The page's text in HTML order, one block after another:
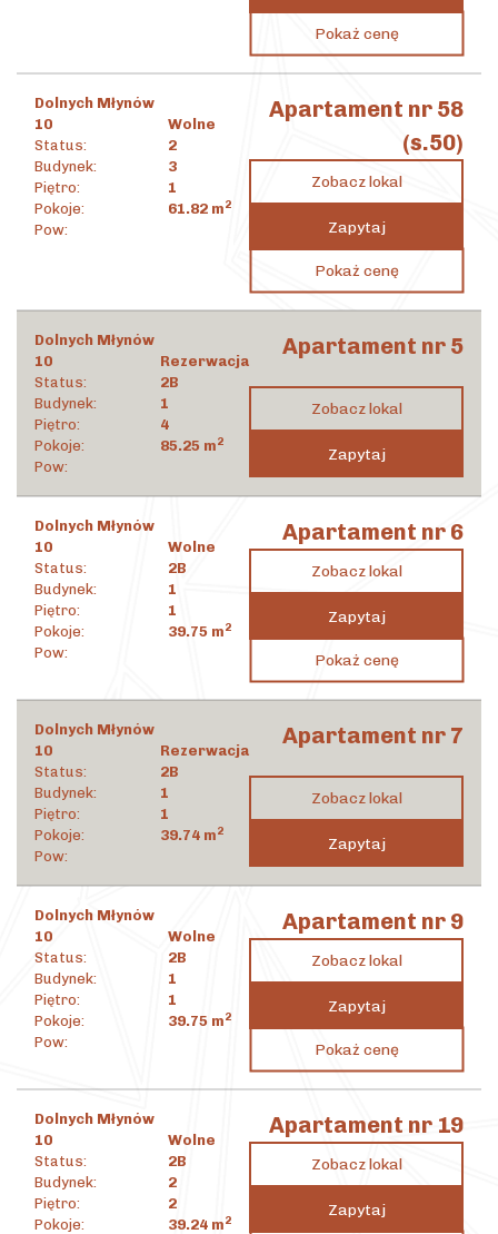
44 594
Pokaż cenę
Dolnych Młynów
10
Status:
Budynek:
Piętro:
Pokoje:
Pow:
Wolne
2
3
1
61.82 m2
Apartament nr 58
(s.50)
Zobacz lokal
Zapytaj
42 207
Pokaż cenę
Dolnych Młynów
10
Status:
Budynek:
Piętro:
Pokoje:
Pow:
Rezerwacja
2B
1
4
85.25 m2
Apartament nr 5
Zobacz lokal
Zapytaj
Dolnych Młynów
10
Status:
Budynek:
Piętro:
Pokoje:
Pow:
Wolne
2B
1
1
39.75 m2
Apartament nr 6
Zobacz lokal
Zapytaj
33 744
Pokaż cenę
Dolnych Młynów
10
Status:
Budynek:
Piętro:
Pokoje:
Pow:
Rezerwacja
2B
1
1
39.74 m2
Apartament nr 7
Zobacz lokal
Zapytaj
Dolnych Młynów
10
Status:
Budynek:
Piętro:
Pokoje:
Pow:
Wolne
2B
1
1
39.75 m2
Apartament nr 9
Zobacz lokal
Zapytaj
30 054
Pokaż cenę
Dolnych Młynów
10
Status:
Budynek:
Piętro:
Pokoje:
Wolne
2B
2
2
39.24 m2
Apartament nr 19
Zobacz lokal
Zapytaj